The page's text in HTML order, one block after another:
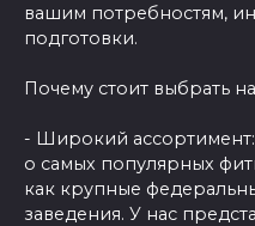
вашим потребностям,
подготовки.
Почему стоит выбрать
- Широкий
о самых популярных
как крупные
заведения. У нас